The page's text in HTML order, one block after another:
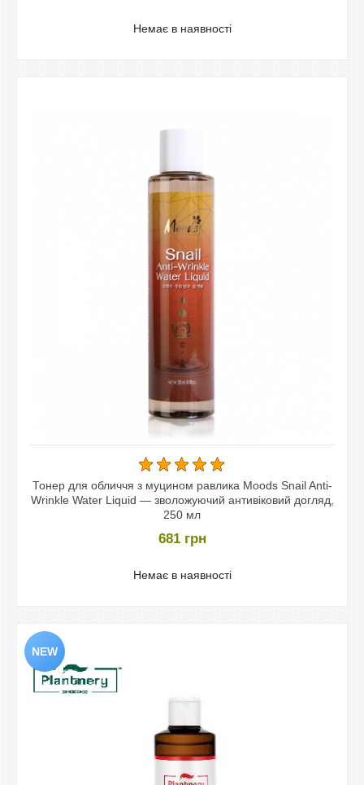
Немає в наявності
Тонер для обличчя з муцином равлика Moods Snail Anti-
Wrinkle Water Liquid — зволожуючий антивіковий догляд,
250 мл
681 грн
Немає в наявності